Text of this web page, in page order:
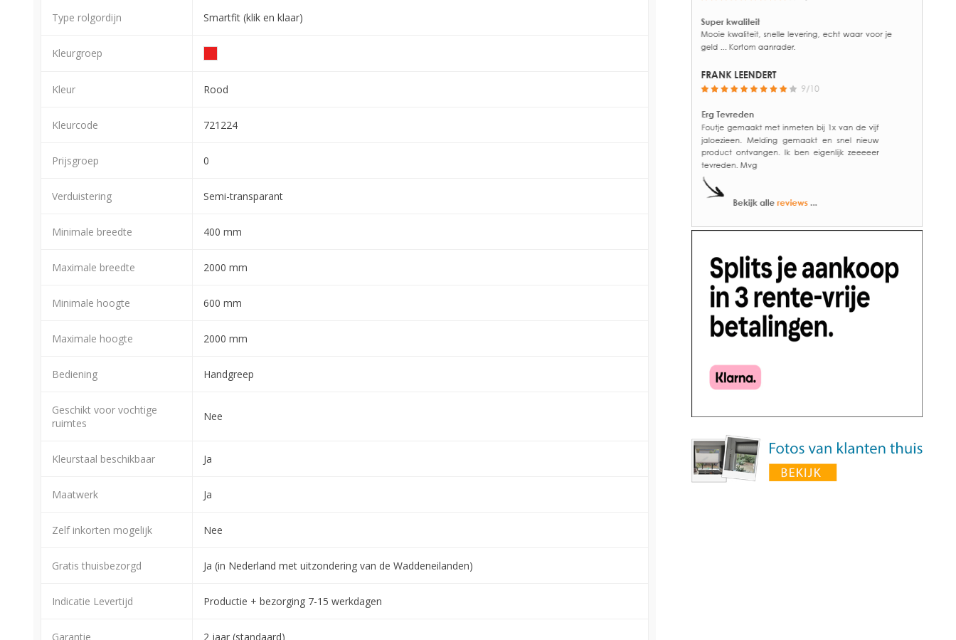
Type rolgordijn Smartfit (klik en klaar)
Kleurgroep
Kleur Rood
Kleurcode 721224
Prijsgroep 0
Verduistering Semi-transparant
Minimale breedte 400 mm
Maximale breedte 2000 mm
Minimale hoogte 600 mm
Maximale hoogte 2000 mm
Bediening Handgreep
Geschikt voor vochtige
ruimtes
Nee
Kleurstaal beschikbaar Ja
Maatwerk Ja
Zelf inkorten mogelijk Nee
Gratis thuisbezorgd Ja (in Nederland met uitzondering van de Waddeneilanden)
Indicatie Levertijd Productie + bezorging 7-15 werkdagen
Garantie 2 jaar (standaard)